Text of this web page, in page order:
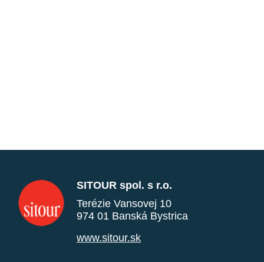
SITOUR spol. s r.o.
Terézie Vansovej 10
974 01 Banská Bystrica
www.sitour.sk